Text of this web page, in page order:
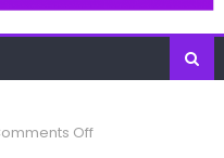
Offon cong-ty-